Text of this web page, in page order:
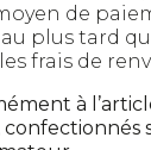
de
plus tard
frais de
à
confectionnés